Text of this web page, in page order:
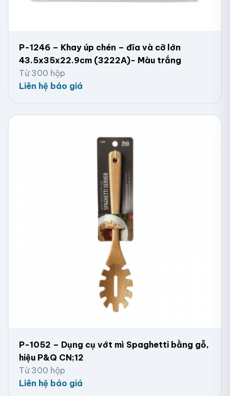
P-1246 – Khay úp chén – đĩa và cỡ lớn
43.5x35x22.9cm (3222A)- Màu trắng
Từ 300 hộp
Liên hệ báo giá
P-1052 – Dụng cụ vớt mì Spaghetti bằng gỗ,
hiệu P&Q CN;12
Từ 300 hộp
Liên hệ báo giá